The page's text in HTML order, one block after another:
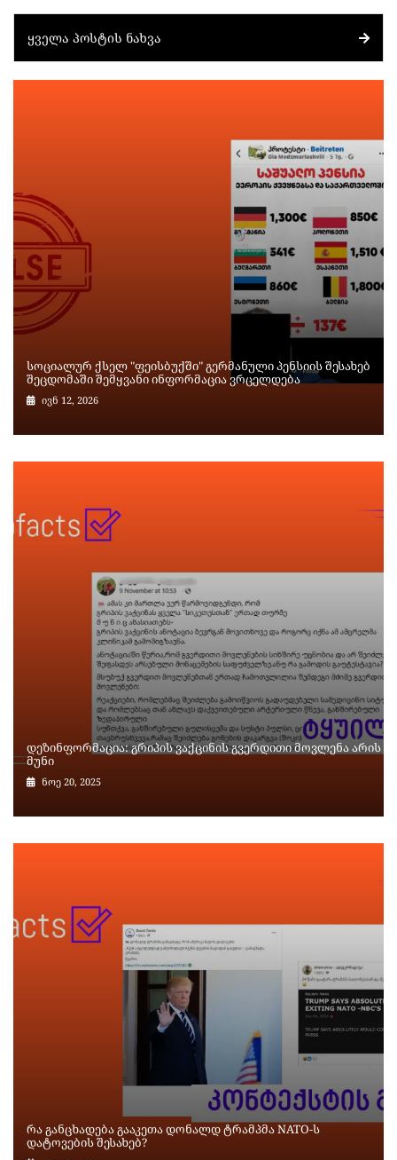
ᲧᲕᲔᲚᲐ ᲞᲝᲡᲢᲘᲡ ᲜᲐᲮᲕᲐ
სოციალურ ქსელ "ფეისბუქში" გერმანული პენსიის შესახებ
შეცდომაში შემყვანი ინფორმაცია ვრცელდება
ივნ 12, 2026
დეზინფორმაცია: გრიპის ვაქცინის გვერდითი მოვლენა არის
მუნი
ნოე 20, 2025
რა განცხადება გააკეთა დონალდ ტრამპმა NATO-ს
დატოვების შესახებ?